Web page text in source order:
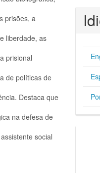
prisões, a
liberdade, as
prisional
de políticas de
Destaca que
na defesa de
social